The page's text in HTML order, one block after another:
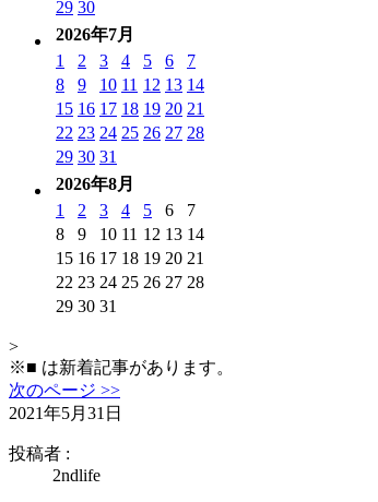
29 30
2026年7月
1
2 3 4 5 6
7
8
9 10 11 12 13 14
15 16 17 18 19 20 21
22 23 24 25 26 27 28
29 30 31
2026年8月
1
2 3 4 5 6
7
8
9 10 11 12 13 14
15 16 17 18 19 20 21
22 23 24 25 26 27 28
29 30 31
>
※■ は新着記事があります。
次のページ >>
2021年5月31日
投稿者 :
2ndlife